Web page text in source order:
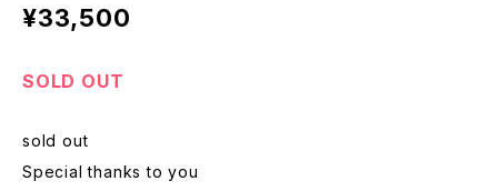
¥33,500
SOLD OUT
sold out
Special thanks to you